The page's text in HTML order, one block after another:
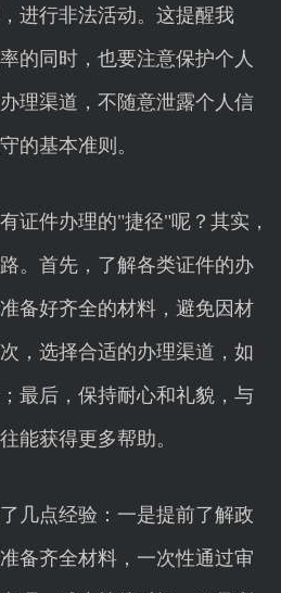
进行非法活动。这提醒我
的同时，也要注意保护个人
理渠道，不随意泄露个人信
的基本准则。
证件办理的"捷径"呢？其实，
。首先，了解各类证件的办
备好齐全的材料，避免因材
，选择合适的办理渠道，如
最后，保持耐心和礼貌，与
能获得更多帮助。
几点经验：一是提前了解政
备齐全材料，一次性通过审